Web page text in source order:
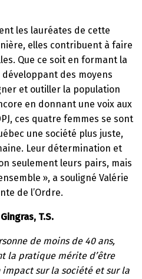
les lauréates de cette
elles contribuent à faire
Que ce soit en formant la
des moyens
et outiller la population
en donnant une voix aux
ces quatre femmes se sont
une société plus juste,
Leur détermination et
seulement leurs pairs, mais
», a souligné Valérie
de l’Ordre.
T.S.
de moins de 40 ans,
la pratique mérite d’être
sur la société et sur la